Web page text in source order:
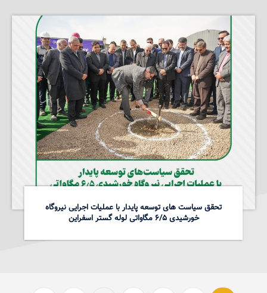
تحقق سیاست های توسعه پایدار با عملیات اجرایی نیروگاه
خورشیدی ۶/۵ مگاواتی لوله گستر اسفراین